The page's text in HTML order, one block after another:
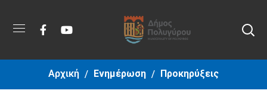
Αρχική Ενημέρωση Προκηρύξεις